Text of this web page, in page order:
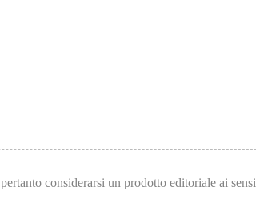
considerarsi un prodotto editoriale ai sensi